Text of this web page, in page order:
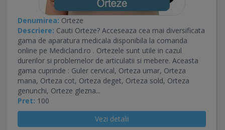
Denumirea: Orteze
Descriere: Cauti Orteze? Acceseaza cea mai diversificata
gama de aparatura medicala disponibila la comanda
online pe Medicland.ro . Ortezele sunt utile in cazul
durerilor si problemelor de articulatii si mebere. Aceasta
gama cuprinde : Guler cervical, Orteza umar, Orteza
mana, Orteza cot, Orteza deget, Orteza sold, Orteza
genunchi, Orteze glezna...
Pret: 100
Vezi detalii